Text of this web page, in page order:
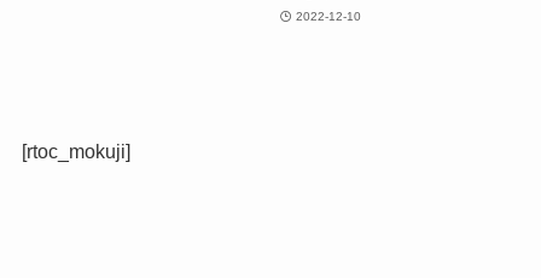
2022-12-10
[rtoc_mokuji]